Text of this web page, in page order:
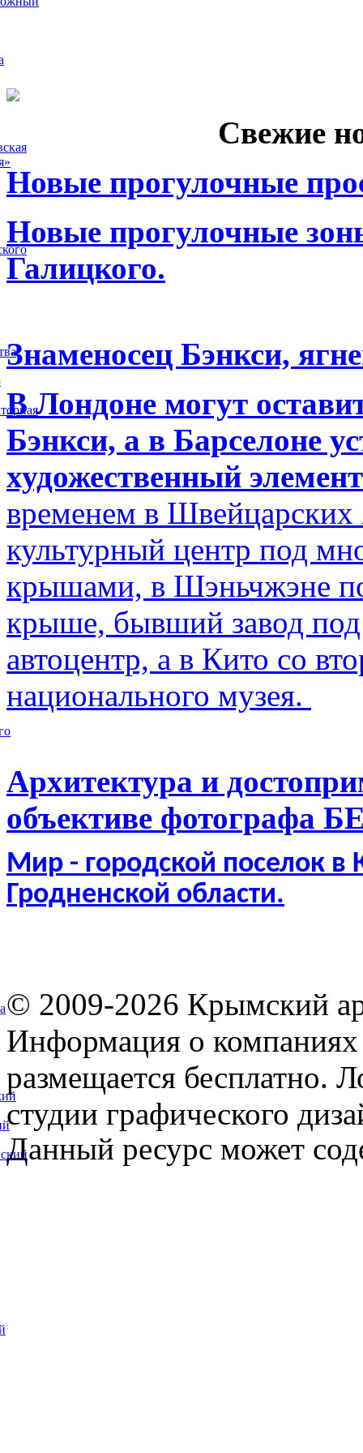
Свежие
Новые прогулочные
Новые прогулочные
Галицкого.
Знаменосец Бэнкси,
В Лондоне могут
Бэнкси, а в Барселоне
художественный
временем в Швейцарских
культурный центр под
крышами, в Шэньчжэне
крыше, бывший завод
автоцентр, а в Кито со
национального музея.
Архитектура и
объективе фотографа
Мир - городской поселок в
Гродненской области.
© 2009-2026 Крымский
Информация о компаниях
размещается бесплатно.
студии графического
Данный ресурс может